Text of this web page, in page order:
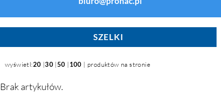
SZELKI
wyświetl:20 |30 |50 |100 | produktów na stronie
Brak artykułów.